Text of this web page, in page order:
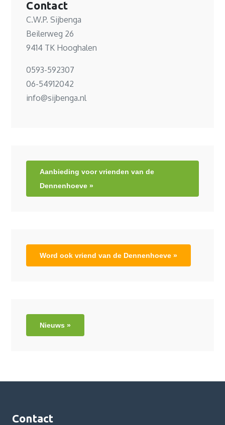
Contact
C.W.P. Sijbenga
Beilerweg 26
9414 TK Hooghalen
0593-592307
06-54912042
info@sijbenga.nl
Aanbieding voor vrienden van de
Dennenhoeve »
Word ook vriend van de Dennenhoeve »
Nieuws »
Contact